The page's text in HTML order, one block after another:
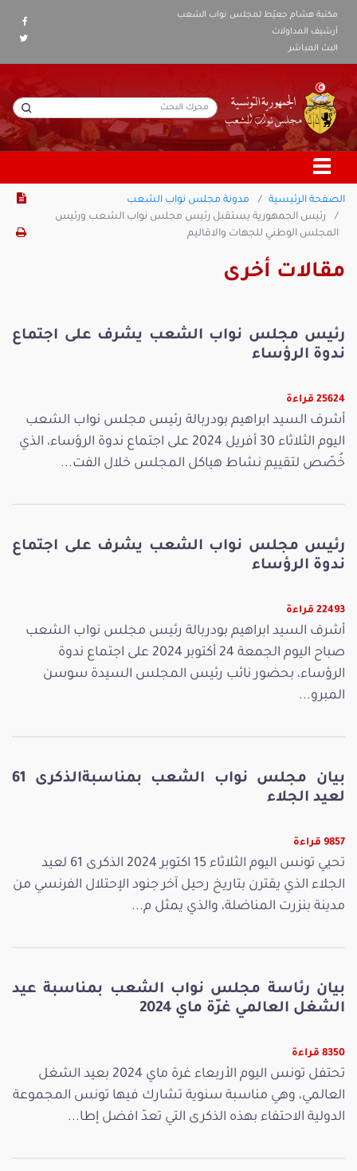
مكتبة هشام جعيّط لمجلس نواب الشعب
أرشيف المداولات
البث المباشر
الصفحة الرئيسية
مدونة مجلس نواب الشعب
رئيس الجمهورية يستقبل رئيس مجلس نواب الشعب ورئيس
المجلس الوطني للجهات والاقاليم
مقالات أخرى
رئيس مجلس نواب الشعب يشرف على اجتماع
ندوة الرؤساء
25624 قراءة
أشرف السيد ابراهيم بودربالة رئيس مجلس نواب الشعب
اليوم الثلاثاء 30 أفريل 2024 على اجتماع ندوة الرؤساء، الذي
خُصّص لتقييم نشاط هياكل المجلس خلال الفت...
رئيس مجلس نواب الشعب يشرف على اجتماع
ندوة الرؤساء
22493 قراءة
أشرف السيد ابراهيم بودربالة رئيس مجلس نواب الشعب
صباح اليوم الجمعة 24 أكتوبر 2024 على اجتماع ندوة
الرؤساء، بحضور نائب رئيس المجلس السيدة سوسن
المبرو...
بيان مجلس نواب الشعب بمناسبةالذكرى 61
لعيد الجلاء
9857 قراءة
تحيي تونس اليوم الثلاثاء 15 اكتوبر 2024 الذكرى 61 لعيد
الجلاء الذي يقترن بتاريخ رحيل آخر جنود الإحتلال الفرنسي من
مدينة بنزرت المناضلة، والذي يمثل م...
بيان رئاسة مجلس نواب الشعب بمناسبة عيد
الشغل العالمي غرّة ماي 2024
8350 قراءة
تحتفل تونس اليوم الأربعاء غرة ماي 2024 بعيد الشغل
العالمي، وهي مناسبة سنوية تشارك فيها تونس المجموعة
الدولية الاحتفاء بهذه الذكرى التي تعدّ افضل إطا...